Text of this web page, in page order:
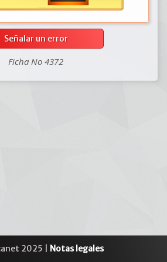
Señalar un error
Ficha No 4372
2025 | Notas legales